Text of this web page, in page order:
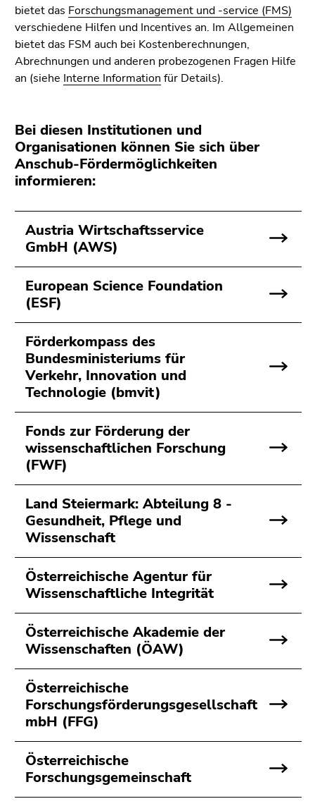
Sie diesen
Link.
Zum
Inhalt
Zur
Positionsanzeige
(Zugriffstaste
2)
(Zugriffstaste
3)
Zur
Unternavigation
(Zugriffstaste
4)
Zu
den
Zusatzinformationen
(Zugriffstaste
Zu
den
Seiteneinstellungen
(Benutzer/Sprache)
(Zugriffstaste
8)
Zur
Suche
(Zugriffstaste
9)
bietet das Forschungsmanagement und -service (FMS)
verschiedene Hilfen und Incentives an. Im Allgemeinen
bietet das FSM auch bei Kostenberechnungen,
Abrechnungen und anderen probezogenen Fragen Hilfe
an (siehe Interne Information für Details).
Bei diesen Institutionen und
Organisationen können Sie sich über
Anschub-Fördermöglichkeiten
informieren:
Austria Wirtschaftsservice
GmbH (AWS)
European Science Foundation
(ESF)
Förderkompass des
Bundesministeriums für
Verkehr, Innovation und
Technologie (bmvit)
Fonds zur Förderung der
wissenschaftlichen Forschung
(FWF)
Land Steiermark: Abteilung 8 -
Gesundheit, Pflege und
Wissenschaft
Österreichische Agentur für
Wissenschaftliche Integrität
Österreichische Akademie der
Wissenschaften (ÖAW)
Österreichische
Forschungsförderungsgesellschaft
mbH (FFG)
Österreichische
Forschungsgemeinschaft